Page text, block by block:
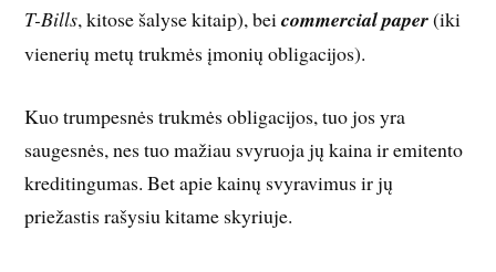
T-Bills, kitose šalyse kitaip), beicommercial paper(iki
vienerių metų trukmės įmonių obligacijos).
Kuo trumpesnės trukmės obligacijos, tuo jos yra
saugesnės, nes tuo mažiau svyruoja jų kaina ir emitento
kreditingumas. Bet apie kainų svyravimus ir jų
priežastis rašysiu kitame skyriuje.